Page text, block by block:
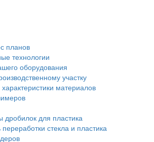
планов
технологии
оборудования
участку
материалов
дробилок для пластика
стекла и пластика